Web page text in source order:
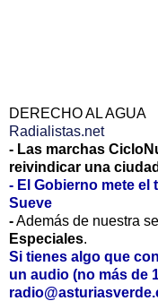
DERECHO AL AGUA
Radialistas.net
- Las marchas
reivindicar una
- El Gobierno mete el
Sueve
-Además de nuestra
Especiales.
Si tienes algo que
un audio (no más de